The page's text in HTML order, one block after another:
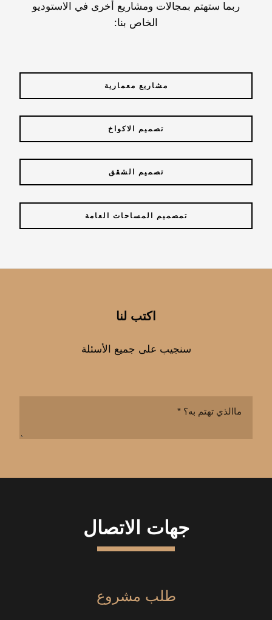
ربما ستهتم بمجالات ومشاريع أخرى في الاستوديو
الخاص بنا:
مشاريع معمارية
تصميم الاكواخ
تصميم الشقق
تمصميم المساحات العامة
اكتب لنا
سنجيب على جميع الأسئلة
جهات الاتصال
طلب مشروع